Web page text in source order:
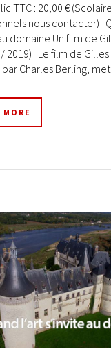
TTC : 20,00 €
nous contacter)
domaine Un film de
/ 2019) Le film de
Charles Berling,
MORE